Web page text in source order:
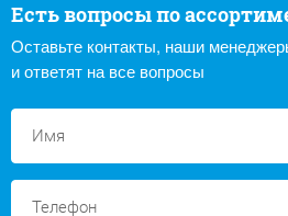
Есть вопросы по
Оставьте контакты, наши
и ответят на все вопросы